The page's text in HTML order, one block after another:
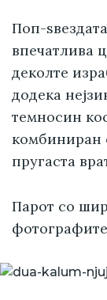
Поп-
впечатлива
деколте
додека
темносин
комбиниран
пругаста
Парот со